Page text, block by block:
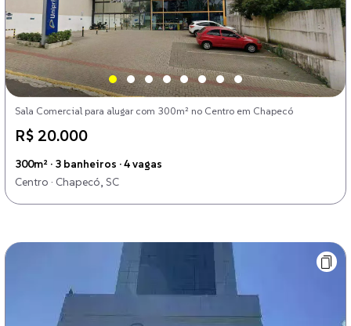
Sala Comercial para alugar com 300m² no Centro em Chapecó
R$ 20.000
300m² · 3 banheiros · 4 vagas
Centro · Chapecó, SC